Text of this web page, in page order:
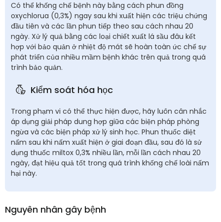
Có thể khống chế bệnh này bằng cách phun đồng
oxychlorua (0,3%) ngay sau khi xuất hiện các triệu chứng
đầu tiên và các lần phun tiếp theo sau cách nhau 20
ngày. Xử lý quả bằng các loại chiết xuất lá sầu đâu kết
hợp với bảo quản ở nhiệt độ mát sẽ hoàn toàn ức chế sự
phát triển của nhiều mầm bệnh khác trên quả trong quá
trình bảo quản.
Kiểm soát hóa học
Trong phạm vi có thể thực hiện được, hãy luôn cân nhắc
áp dụng giải pháp dung hợp giữa các biện pháp phòng
ngừa và các biện pháp xử lý sinh học. Phun thuốc diệt
nấm sau khi nấm xuất hiện ở giai đoạn đầu, sau đó là sử
dụng thuốc miltox 0,3% nhiều lần, mỗi lần cách nhau 20
ngày, đạt hiệu quả tốt trong quá trình khống chế loài nấm
hại này.
Nguyên nhân gây bệnh